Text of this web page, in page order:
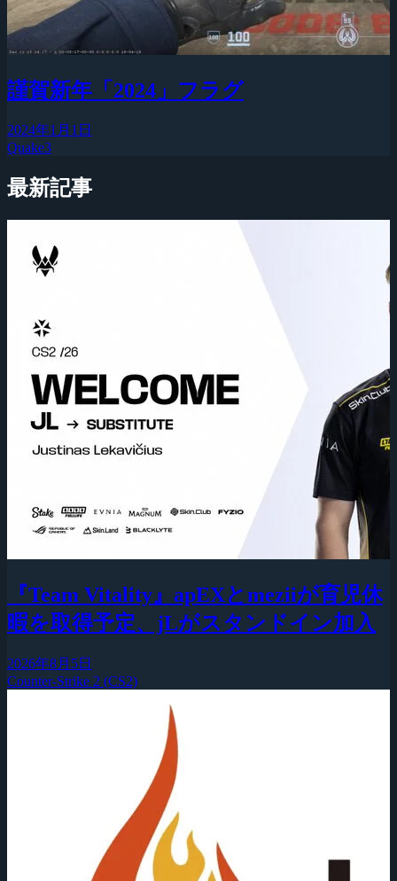
謹賀新年「2024」フラグ
2024年1月1日
Quake3
最新記事
『Team Vitality』apEXとmeziiが育児休
暇を取得予定、jLがスタンドイン加入
2026年8月5日
Counter-Strike 2 (CS2)